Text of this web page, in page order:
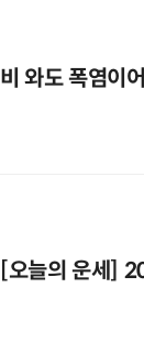
비 와도 폭염이
[오늘의 운세]